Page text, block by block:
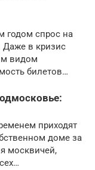
годом спрос на
Даже в кризис
видом
билетов…
приходят
доме за
москвичей,